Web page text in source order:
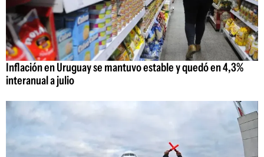
Inflación en Uruguay se mantuvo estable y quedó en 4,3%
interanual a julio